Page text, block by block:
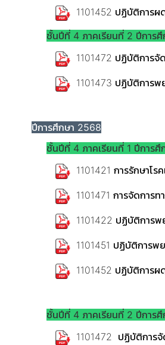
1101452 ปฏิบัติการผ
ชั้นปีที่ 4 ภาคเรียนที่ 2 ปีการ
1101472 ปฏิบัติการจั
1101473 ปฏิบัติการ
ปีการศึกษา 2568
ชั้นปีที่ 4 ภาคเรียนที่ 1 ปีการศึ
1101421 การรักษาโร
1101471 การจัดการท
1101422 ปฏิบัติการพ
1101451 ปฏิบัติการพ
1101452 ปฏิบัติการผ
ชั้นปีที่ 4 ภาคเรียนที่ 2 ปีการ
1101472 ปฏิบัติการจั